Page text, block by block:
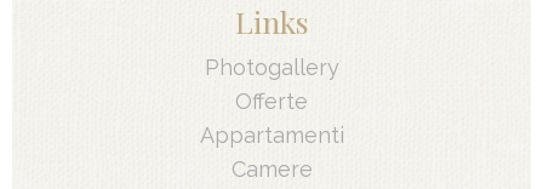
Links
Photogallery
Offerte
Appartamenti
Camere